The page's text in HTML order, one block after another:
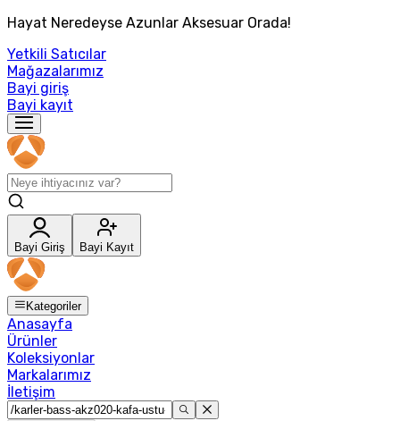
Hayat Neredeyse Azunlar Aksesuar Orada!
Yetkili Satıcılar
Mağazalarımız
Bayi giriş
Bayi kayıt
Bayi Giriş Bayi Kayıt
Kategoriler
Anasayfa
Ürünler
Koleksiyonlar
Markalarımız
İletişim